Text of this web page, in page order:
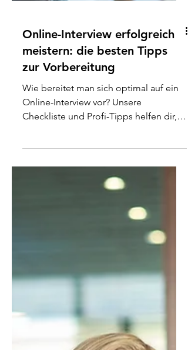
Online-Interview erfolgreich
meistern: die besten Tipps
zur Vorbereitung
Wie bereitet man sich optimal auf ein
souverän zu punkten .